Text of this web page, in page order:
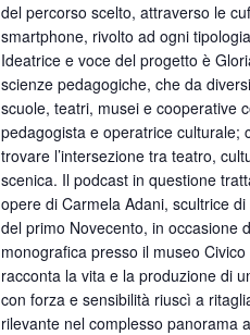
del percorso scelto, attraverso le
smartphone, rivolto ad ogni
Ideatrice e voce del progetto è
scienze pedagogiche, che da
scuole, teatri, musei e cooperative
pedagogista e operatrice culturale;
trovare l’intersezione tra teatro,
scenica. Il podcast in questione
opere di Carmela Adani, scultrice
del primo Novecento, in occasione
monografica presso il museo
racconta la vita e la produzione di
con forza e sensibilità riuscì a
rilevante nel complesso panorama